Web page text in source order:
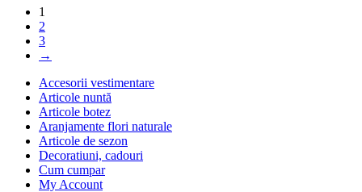
1
2
3
→
Accesorii vestimentare
Articole nuntă
Articole botez
Aranjamente flori naturale
Articole de sezon
Decoratiuni, cadouri
Cum cumpar
My Account